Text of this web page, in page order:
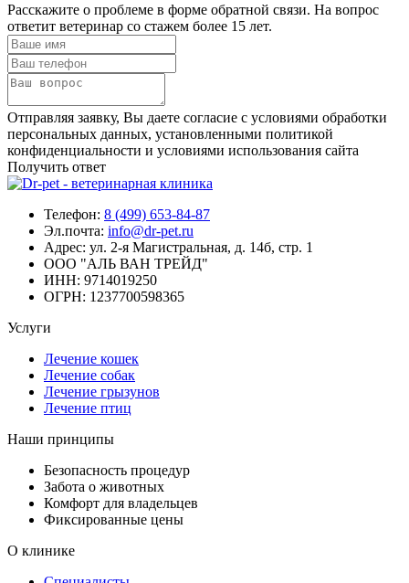
Расскажите о проблеме в форме обратной связи. На вопрос
ответит ветеринар со стажем более 15 лет.
Отправляя заявку, Вы даете согласие с условиями обработки
персональных данных, установленными политикой
конфиденциальности и условиями использования сайта
Получить ответ
Телефон: 8 (499) 653-84-87
Эл.почта: info@dr-pet.ru
Адрес: ул. 2-я Магистральная, д. 14б, стр. 1
ООО "АЛЬ ВАН ТРЕЙД"
ИНН: 9714019250
ОГРН: 1237700598365
Услуги
Лечение кошек
Лечение собак
Лечение грызунов
Лечение птиц
Наши принципы
Безопасность процедур
Забота о животных
Комфорт для владельцев
Фиксированные цены
О клинике